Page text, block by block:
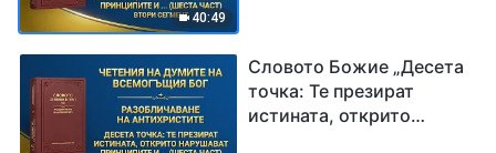
40:49
дом (шеста част)“ Втори
сегмент
Словото Божие „Десета
точка: Те презират
истината, открито